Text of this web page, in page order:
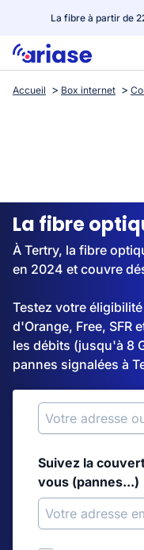
La fibre à partir de
Box internet
Streaming
Accueil Box internet
La fibre
À Tertry, la fibre
en 2024 et couvre
Testez votre
d'Orange, Free, SFR
les débits (jusqu'à 8
pannes signalées à
Suivez la
vous (pannes...)